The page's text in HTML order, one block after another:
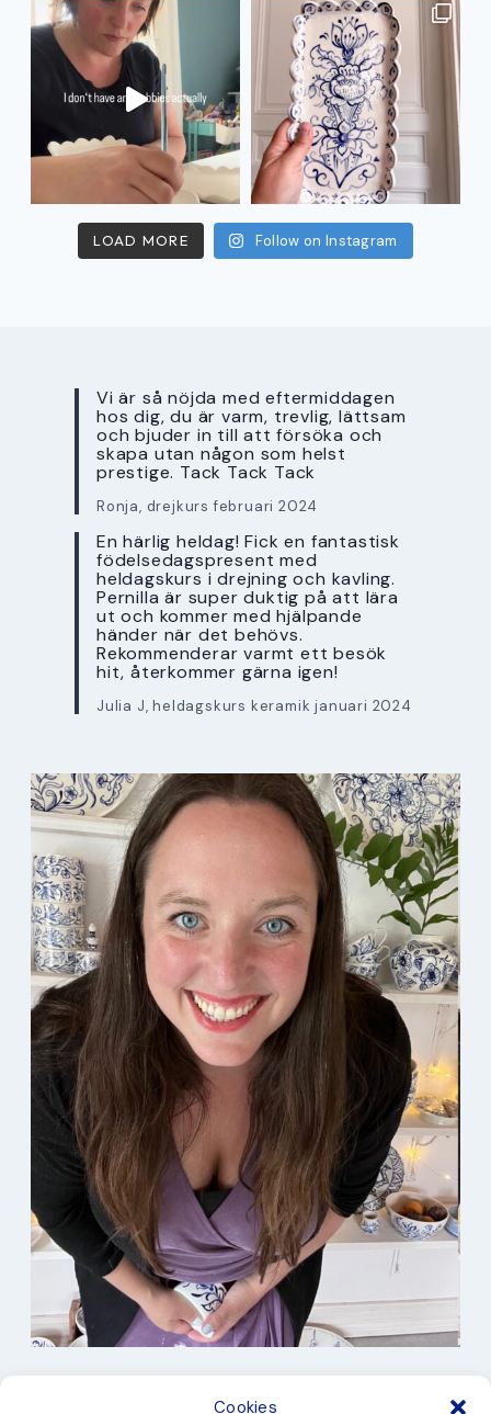
Cookies
LOAD MORE Follow on Instagram
Vi är så nöjda med eftermiddagen
hos dig, du är varm, trevlig, lättsam
och bjuder in till att försöka och
skapa utan någon som helst
prestige. Tack Tack Tack
Ronja, drejkurs februari 2024
En härlig heldag! Fick en fantastisk
födelsedagspresent med
heldagskurs i drejning och kavling.
Pernilla är super duktig på att lära
ut och kommer med hjälpande
händer när det behövs.
Rekommenderar varmt ett besök
hit, återkommer gärna igen!
Julia J, heldagskurs keramik januari 2024